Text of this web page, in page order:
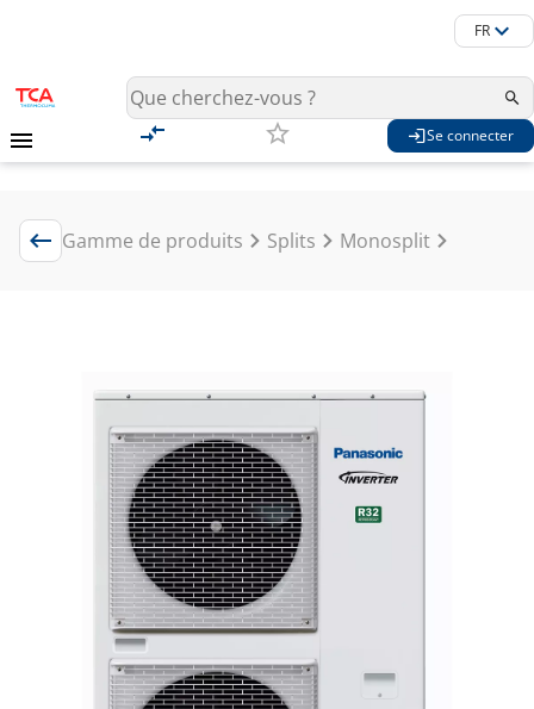
FR
Se connecter
Gamme de produits Splits Monosplit